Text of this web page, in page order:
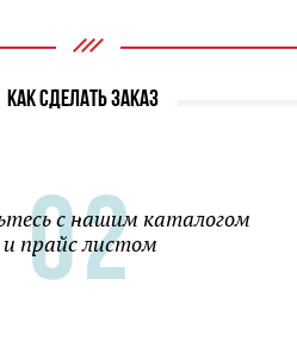
КАК СДЕЛАТЬ ЗАКАЗ
с нашим каталогом
и прайс листом